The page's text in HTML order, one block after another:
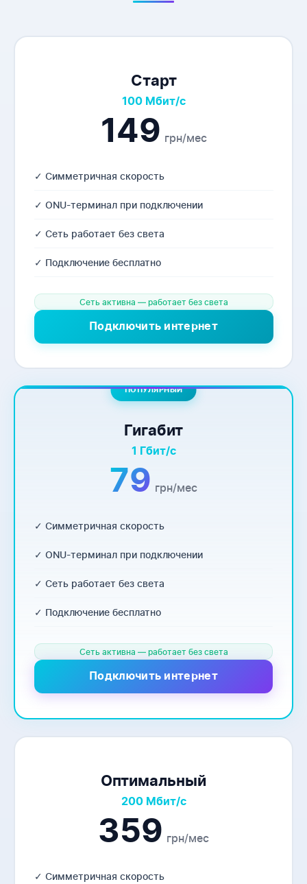
Старт
100 Мбит/с
149 грн/мес
✓ Симметричная скорость
✓ ONU-терминал при подключении
✓ Сеть работает без света
✓ Подключение бесплатно
Сеть активна — работает без света
Подключить интернет
ПОПУЛЯРНЫЙ
Гигабит
1 Гбит/с
79 грн/мес
✓ Симметричная скорость
✓ ONU-терминал при подключении
✓ Сеть работает без света
✓ Подключение бесплатно
Сеть активна — работает без света
Подключить интернет
Оптимальный
200 Мбит/с
359 грн/мес
✓ Симметричная скорость